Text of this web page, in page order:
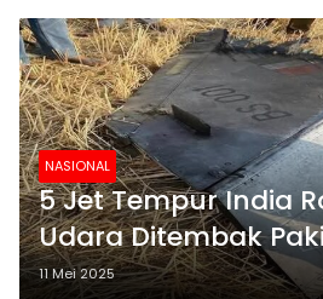
NASIONAL
5 Jet Tempur India
Udara Ditembak
11 Mei 2025